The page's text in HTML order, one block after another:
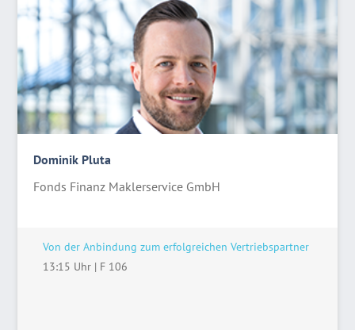
Dominik Pluta
Fonds Finanz Maklerservice GmbH
Von der Anbindung zum erfolgreichen Vertriebspartner
13:15 Uhr | F 106